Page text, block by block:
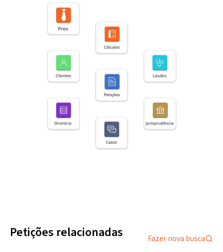
Petições relacionadas Fazer nova busca